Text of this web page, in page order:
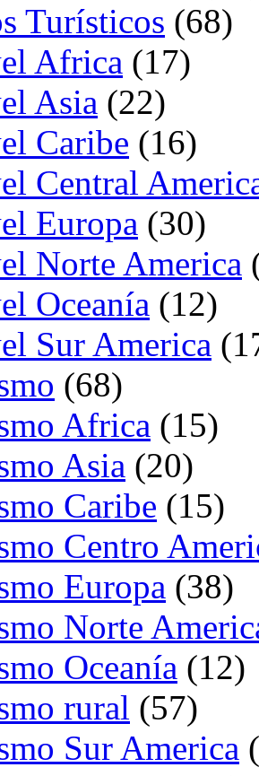
Turísticos (68)
Africa (17)
Asia (22)
Caribe (16)
Central
Europa (30)
Norte America
Oceanía (12)
Sur America
(68)
Africa (15)
Asia (20)
Caribe (15)
Centro
Europa (38)
Norte
Oceanía (12)
rural (57)
Sur America